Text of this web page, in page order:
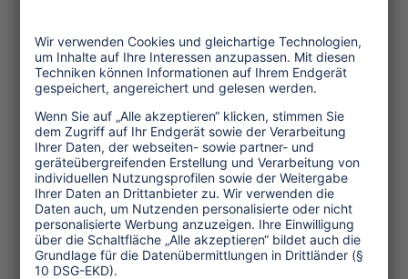
Themen
Tourismuspolitik